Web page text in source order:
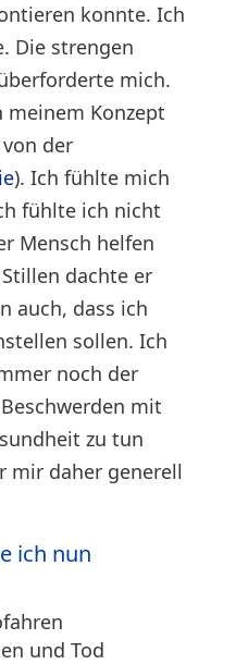
konnte. Ich
Die strengen
mich.
meinem Konzept
der
). Ich fühlte mich
fühlte ich nicht
Mensch helfen
dachte er
auch, dass ich
sollen. Ich
noch der
mit
zu tun
mir daher generell
ich nun
und Tod